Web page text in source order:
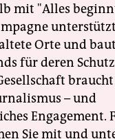
mit "Alles
Orte und
für deren
– und
Engagement.
Sie mit und